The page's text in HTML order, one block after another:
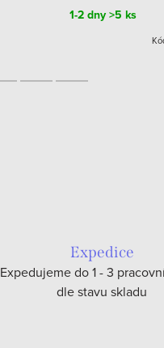
1-2 dny>5 ks
Expedice
Expedujeme do 1 - 3
dle stavu skladu